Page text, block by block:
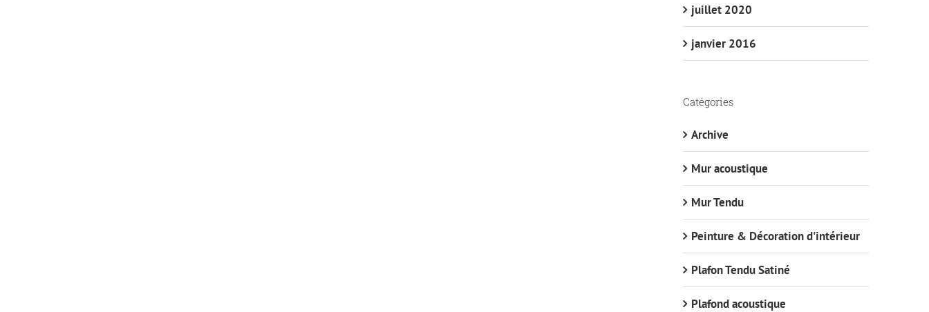
juillet 2020
janvier 2016
Catégories
Archive
Mur acoustique
Mur Tendu
Peinture & Décoration d'intérieur
Plafon Tendu Satiné
Plafond acoustique